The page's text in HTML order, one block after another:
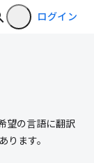
ログイン
望の言語に翻訳
ります。